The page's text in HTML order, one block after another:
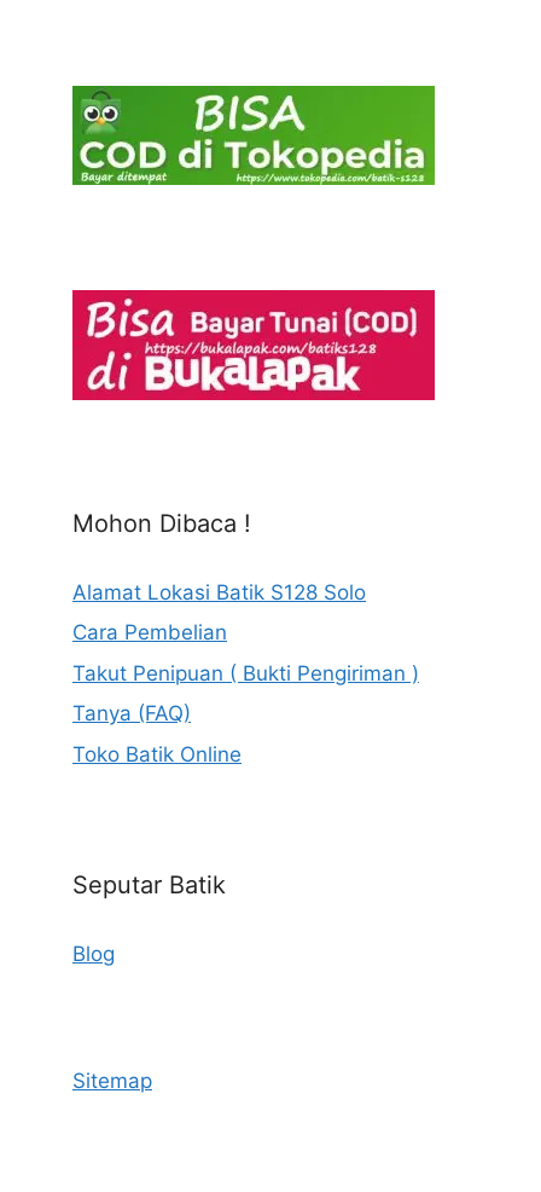
Mohon Dibaca !
Alamat Lokasi Batik S128 Solo
Cara Pembelian
Takut Penipuan ( Bukti Pengiriman )
Tanya (FAQ)
Toko Batik Online
Seputar Batik
Blog
Sitemap